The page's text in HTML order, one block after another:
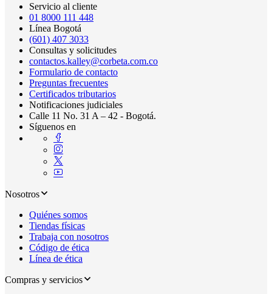
Servicio al cliente
01 8000 111 448
Línea Bogotá
(601) 407 3033
Consultas y solicitudes
contactos.kalley@corbeta.com.co
Formulario de contacto
Preguntas frecuentes
Certificados tributarios
Notificaciones judiciales
Calle 11 No. 31 A – 42 - Bogotá.
Síguenos en
Nosotros
Quiénes somos
Tiendas físicas
Trabaja con nosotros
Código de ética
Línea de ética
Compras y servicios